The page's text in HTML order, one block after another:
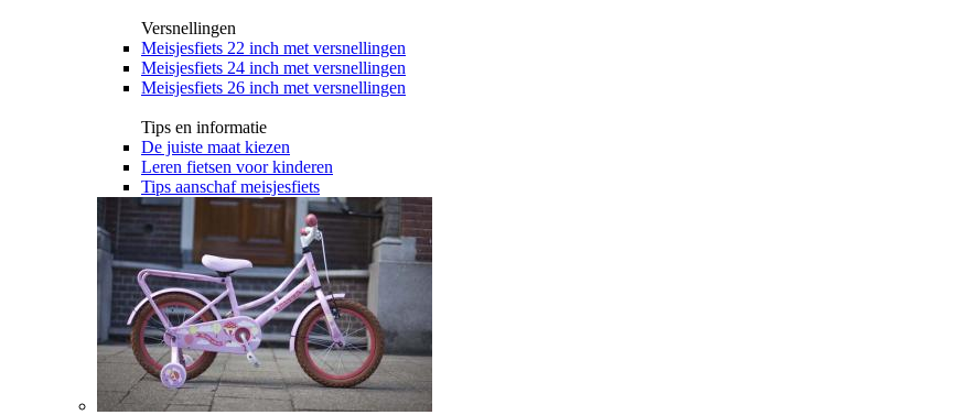
Versnellingen
Meisjesfiets 22 inch met versnellingen
Meisjesfiets 24 inch met versnellingen
Meisjesfiets 26 inch met versnellingen
Tips en informatie
De juiste maat kiezen
Leren fietsen voor kinderen
Tips aanschaf meisjesfiets